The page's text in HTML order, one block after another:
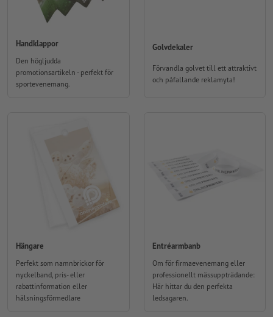
Handklappor
Den högljudda
promotionsartikeln - perfekt för
sportevenemang.
Golvdekaler
Förvandla golvet till ett attraktivt
och påfallande reklamyta!
Hängare
Perfekt som namnbrickor för
nyckelband, pris- eller
rabattinformation eller
hälsningsförmedlare
Entréarmbanb
Om för firmaevenemang eller
professionellt mässuppträdande:
Här hittar du den perfekta
ledsagaren.